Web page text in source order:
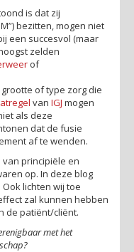
is dat zij
bezitten, mogen niet
een succesvol (maar
zelden
of
of type zorg die
van IGJ mogen
als deze
dat de fusie
af te wenden.
principiële en
op. In deze blog
lichten wij toe
zal kunnen hebben
de patiënt/cliënt.
met het